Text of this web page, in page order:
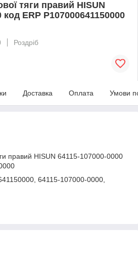
тяги правий HISUN
код ERP P107000641150000
Роздріб
Доставка Оплата Умови
правий HISUN 64115-107000-0000
64115-107000-0000,